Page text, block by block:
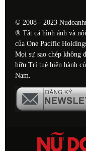
© 2008 - 2023
® Tất cả hình ảnh và
của One Pacific
Mọi sự sao chép không
hữu Trí tuệ hiện hành
Nam.